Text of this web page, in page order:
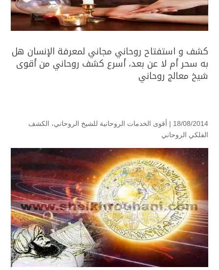
كشف و استفتاح روحاني مجاني لمعرفة الإنسان هل
به سحر أم لا عن بعد، أسرع كشف روحاني من أقوى
شيخ معالج روحاني
18/08/2014 | أقوى الخدمات الروحانية للشيخ الروحاني، الكشف
الفلكي الروحاني